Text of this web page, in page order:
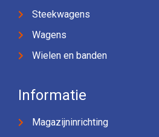
Steekwagens
Wagens
Wielen en banden
Informatie
Magazijninrichting